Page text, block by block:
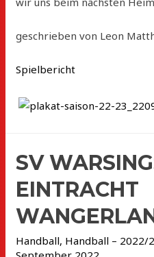
geschrieben von Leon
Spielbericht
SV
EINTRACHT
Handball, Handball – 2022/